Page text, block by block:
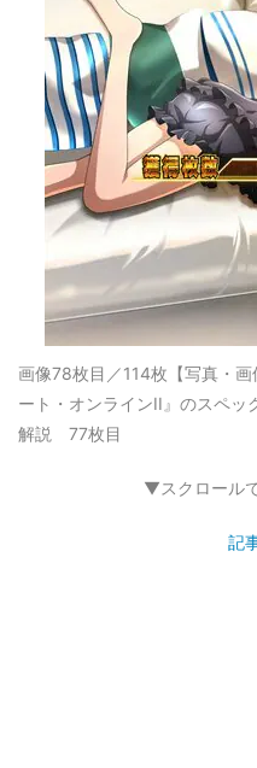
画像78枚目／114枚 【写真・
ート・オンラインII』のスペッ
解説 77枚目
▼スクロール
記